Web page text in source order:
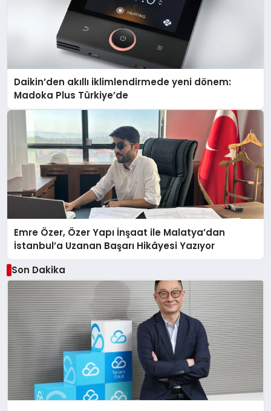
Daikin’den akıllı iklimlendirmede yeni dönem:
Madoka Plus Türkiye’de
Emre Özer, Özer Yapı İnşaat ile Malatya’dan
İstanbul’a Uzanan Başarı Hikâyesi Yazıyor
Son Dakika